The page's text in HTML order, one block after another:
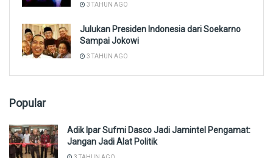
3 TAHUN AGO
Julukan Presiden Indonesia dari Soekarno
Sampai Jokowi
3 TAHUN AGO
Popular
Adik Ipar Sufmi Dasco Jadi Jamintel Pengamat:
Jangan Jadi Alat Politik